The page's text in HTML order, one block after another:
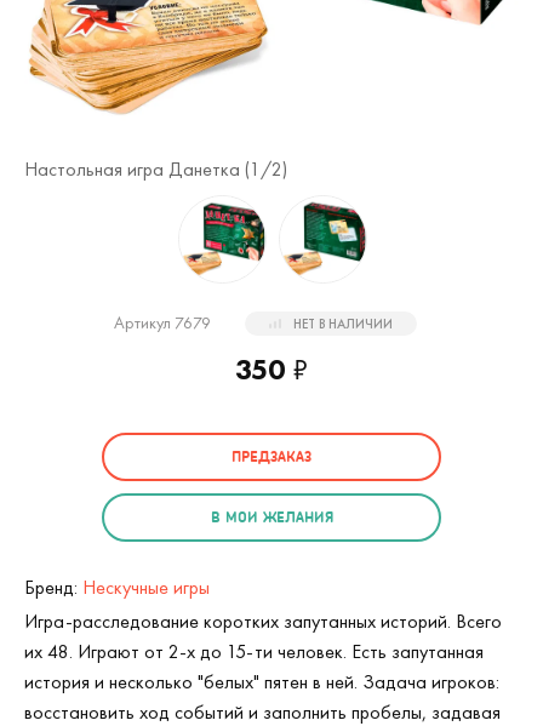
Настольная игра Данетка (1 /2)
Артикул 7679 НЕТ В НАЛИЧИИ
350₽
ПРЕДЗАКАЗ
В МОИ ЖЕЛАНИЯ
Бренд: Нескучные игры
Игра-расследование коротких запутанных историй. Всего
их 48. Играют от 2-х до 15-ти человек. Есть запутанная
история и несколько "белых" пятен в ней. Задача игроков:
восстановить ход событий и заполнить пробелы, задавая